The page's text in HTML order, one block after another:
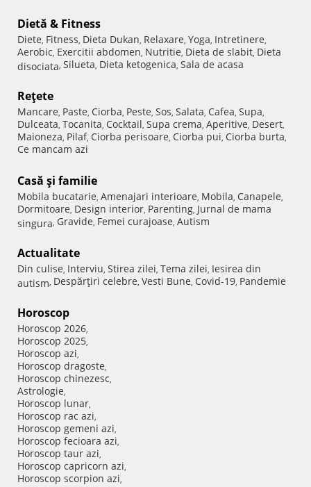
Dietă & Fitness
Diete, Fitness, Dieta Dukan, Relaxare, Yoga, Intretinere,
Aerobic, Exercitii abdomen, Nutritie, Dieta de slabit, Dieta
disociata, Silueta, Dieta ketogenica, Sala de acasa
Reţete
Mancare, Paste, Ciorba, Peste, Sos, Salata, Cafea, Supa,
Dulceata, Tocanita, Cocktail, Supa crema, Aperitive, Desert,
Maioneza, Pilaf, Ciorba perisoare, Ciorba pui, Ciorba burta,
Ce mancam azi
Casă şi familie
Mobila bucatarie, Amenajari interioare, Mobila, Canapele,
Dormitoare, Design interior, Parenting, Jurnal de mama
singura, Gravide, Femei curajoase, Autism
Actualitate
Din culise, Interviu, Stirea zilei, Tema zilei, Iesirea din
autism, Despărţiri celebre, Vesti Bune, Covid-19, Pandemie
Horoscop
Horoscop 2026,
Horoscop 2025,
Horoscop azi,
Horoscop dragoste,
Horoscop chinezesc,
Astrologie,
Horoscop lunar,
Horoscop rac azi,
Horoscop gemeni azi,
Horoscop fecioara azi,
Horoscop taur azi,
Horoscop capricorn azi,
Horoscop scorpion azi,